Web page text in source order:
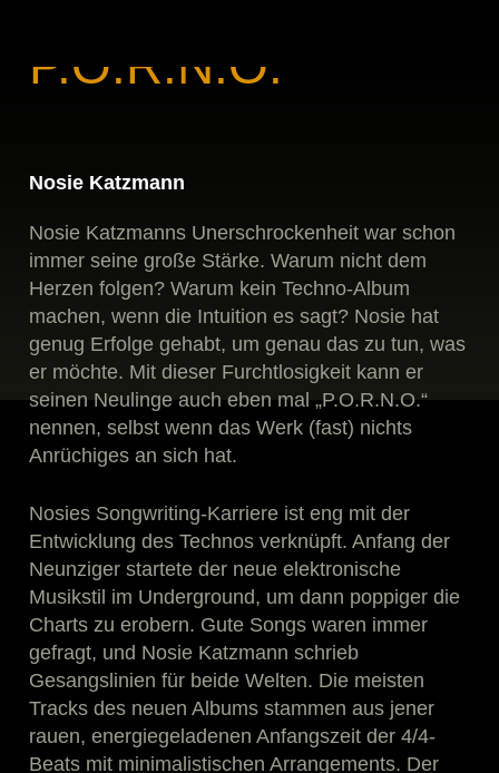
P.O.R.N.O.
Nosie Katzmann
Nosie Katzmanns Unerschrockenheit war schon
immer seine große Stärke. Warum nicht dem
Herzen folgen? Warum kein Techno-Album
machen, wenn die Intuition es sagt? Nosie hat
genug Erfolge gehabt, um genau das zu tun, was
er möchte. Mit dieser Furchtlosigkeit kann er
seinen Neulinge auch eben mal „P.O.R.N.O.“
nennen, selbst wenn das Werk (fast) nichts
Anrüchiges an sich hat.
Nosies Songwriting-Karriere ist eng mit der
Entwicklung des Technos verknüpft. Anfang der
Neunziger startete der neue elektronische
Musikstil im Underground, um dann poppiger die
Charts zu erobern. Gute Songs waren immer
gefragt, und Nosie Katzmann schrieb
Gesangslinien für beide Welten. Die meisten
Tracks des neuen Albums stammen aus jener
rauen, energiegeladenen Anfangszeit der 4/4-
Beats mit minimalistischen Arrangements. Der